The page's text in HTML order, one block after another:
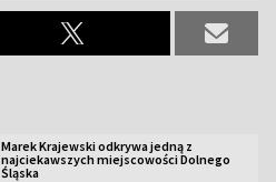
Marek Krajewski odkrywa jedną z
najciekawszych miejscowości Dolnego
Śląska